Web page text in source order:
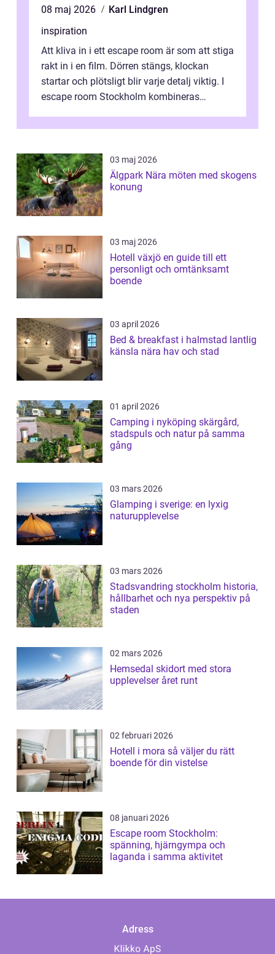
08 maj 2026
Karl Lindgren
inspiration
Att kliva in i ett escape room är som att stiga
rakt in i en film. Dörren stängs, klockan
startar och plötsligt blir varje detalj viktig. I
escape room Stockholm kombineras
03 maj 2026
Älgpark Nära möten med skogens
konung
03 maj 2026
Hotell växjö en guide till ett
personligt och omtänksamt
boende
03 april 2026
Bed & breakfast i halmstad lantlig
känsla nära hav och stad
01 april 2026
Camping i nyköping skärgård,
stadspuls och natur på samma
gång
03 mars 2026
Glamping i sverige: en lyxig
naturupplevelse
03 mars 2026
Stadsvandring stockholm historia,
hållbarhet och nya perspektiv på
staden
02 mars 2026
Hemsedal skidort med stora
upplevelser året runt
02 februari 2026
Hotell i mora så väljer du rätt
boende för din vistelse
08 januari 2026
Escape room Stockholm:
spänning, hjärngympa och
laganda i samma aktivitet
Adress